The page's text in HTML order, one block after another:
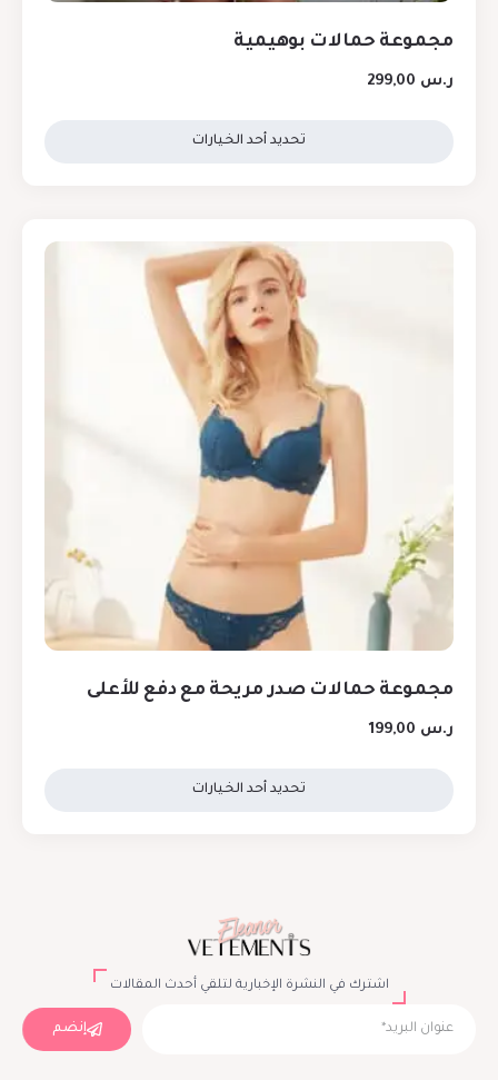
مجموعة حمالات بوهيمية
ر.س
تحديد أحد الخيارات
مجموعة حمالات صدر مريحة مع دفع للأعلى
ر.س
تحديد أحد الخيارات
اشترك في النشرة الإخبارية لتلقي أحدث المقالات
إنضم